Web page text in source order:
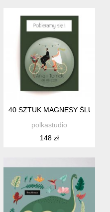
- PODZIĘKOWANIA DLA
40 SZTUK MAGNESY ŚLUBNE
polkastudio
148 zł